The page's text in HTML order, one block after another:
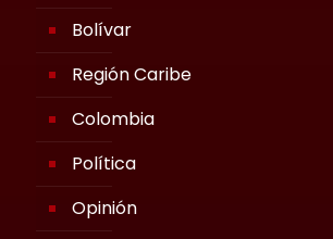
Bolívar
Región Caribe
Colombia
Política
Opinión